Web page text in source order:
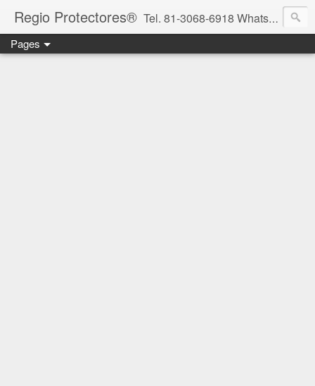
Regio Protectores® Tel. 81-3068-6918 WhatsApp 81-2636-2823 / 33-1145-3780 cotizacionregioprotectores@gmail.com / regioprotectores@gmail.com https://www.facebook.com/RegioProtectores/
Pages